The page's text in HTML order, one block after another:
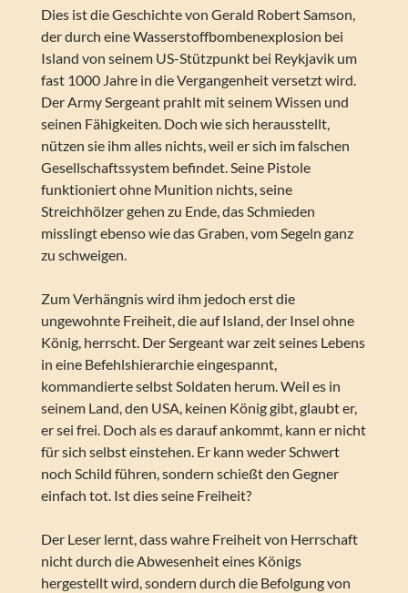
Dies ist die Geschichte von Gerald Robert Samson,
der durch eine Wasserstoffbombenexplosion bei
Island von seinem US-Stützpunkt bei Reykjavik um
fast 1000 Jahre in die Vergangenheit versetzt wird.
Der Army Sergeant prahlt mit seinem Wissen und
seinen Fähigkeiten. Doch wie sich herausstellt,
nützen sie ihm alles nichts, weil er sich im falschen
Gesellschaftssystem befindet. Seine Pistole
funktioniert ohne Munition nichts, seine
Streichhölzer gehen zu Ende, das Schmieden
misslingt ebenso wie das Graben, vom Segeln ganz
zu schweigen.
Zum Verhängnis wird ihm jedoch erst die
ungewohnte Freiheit, die auf Island, der Insel ohne
König, herrscht. Der Sergeant war zeit seines Lebens
in eine Befehlshierarchie eingespannt,
kommandierte selbst Soldaten herum. Weil es in
seinem Land, den USA, keinen König gibt, glaubt er,
er sei frei. Doch als es darauf ankommt, kann er nicht
für sich selbst einstehen. Er kann weder Schwert
noch Schild führen, sondern schießt den Gegner
einfach tot. Ist dies seine Freiheit?
Der Leser lernt, dass wahre Freiheit von Herrschaft
nicht durch die Abwesenheit eines Königs
hergestellt wird, sondern durch die Befolgung von